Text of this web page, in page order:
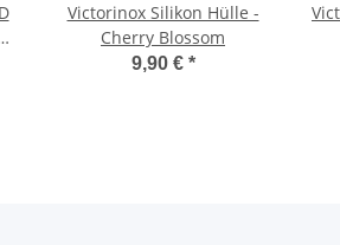
Victorinox Silikon Hülle -
Cherry Blossom
9,90 € *